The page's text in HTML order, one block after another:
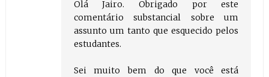
Olá Jairo. Obrigado por este
comentário substancial sobre um
assunto um tanto que esquecido pelos
estudantes.
Sei muito bem do que você está